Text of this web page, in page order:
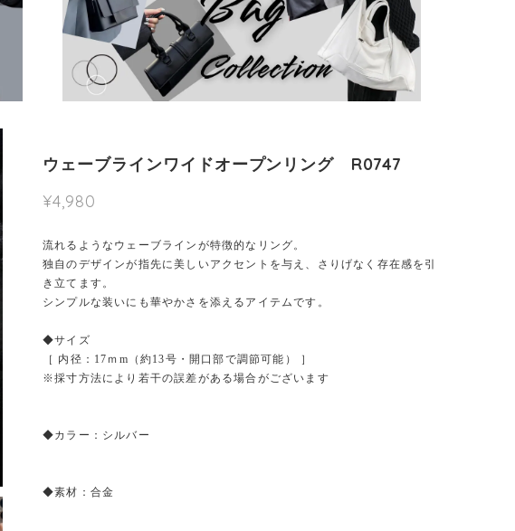
ウェーブラインワイドオープンリング R0747
¥4,980
流れるようなウェーブラインが特徴的なリング。
独自のデザインが指先に美しいアクセントを与え、さりげなく存在感を引
き立てます。
シンプルな装いにも華やかさを添えるアイテムです。
◆サイズ
［ 内径：17ｍm（約13号・開口部で調節可能） ］
※採寸方法により若干の誤差がある場合がございます
◆カラー：シルバー
◆素材：合金